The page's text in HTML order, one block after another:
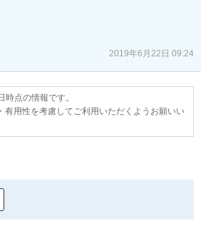
2019年6月22日 09:24
点の情報です。
有用性を考慮してご利用いただくようお願いい